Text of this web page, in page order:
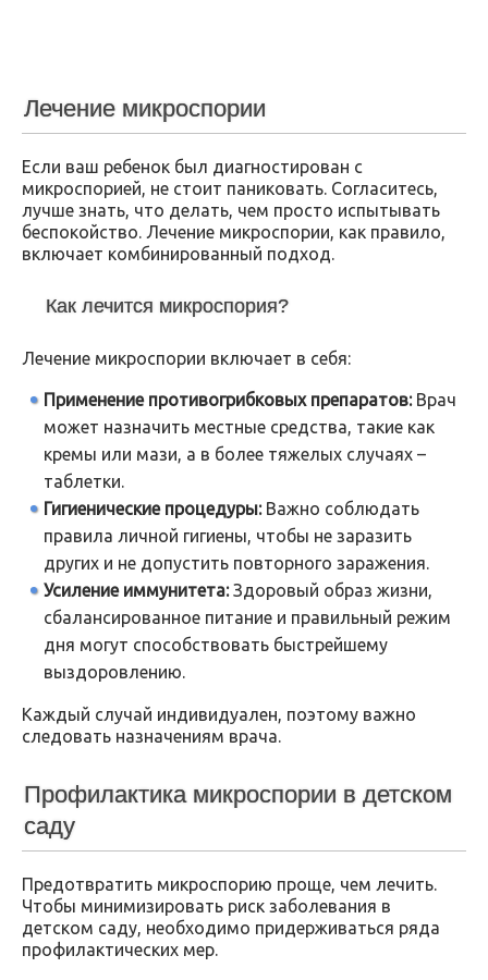
Лечение микроспории
Если ваш ребенок был диагностирован с
микроспорией, не стоит паниковать. Согласитесь,
лучше знать, что делать, чем просто испытывать
беспокойство. Лечение микроспории, как правило,
включает комбинированный подход.
Как лечится микроспория?
Лечение микроспории включает в себя:
Применение противогрибковых препаратов:Врач
может назначить местные средства, такие как
кремы или мази, а в более тяжелых случаях –
таблетки.
Гигиенические процедуры:Важно соблюдать
правила личной гигиены, чтобы не заразить
других и не допустить повторного заражения.
Усиление иммунитета:Здоровый образ жизни,
сбалансированное питание и правильный режим
дня могут способствовать быстрейшему
выздоровлению.
Каждый случай индивидуален, поэтому важно
следовать назначениям врача.
Профилактика микроспории в детском
саду
Предотвратить микроспорию проще, чем лечить.
Чтобы минимизировать риск заболевания в
детском саду, необходимо придерживаться ряда
профилактических мер.